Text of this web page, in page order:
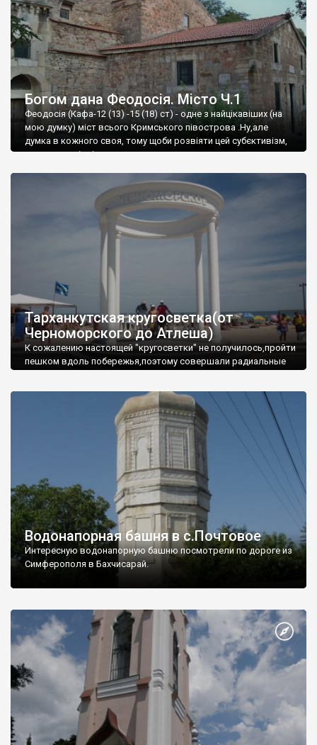
Богом дана Феодосія. Місто Ч.1
Феодосія (Кафа-12 (13) -15 (18) ст) - одне з найцікавіших (на
мою думку) міст всього Кримського півострова .Ну,але
думка в кожного своя, тому щоби розвіяти цей субєктивізм,
запрошую відвідати це
Тарханкутская кругосветка(от
Черноморского до Атлеша)
К сожалению настоящей "кругосветки" не получилось,пройти
пешком вдоль побережья,поэтому совершали радиальные
Водонапорная башня в с.Почтовое
Интересную водонапорную башню посмотрели по дороге из
Симферополя в Бахчисарай.